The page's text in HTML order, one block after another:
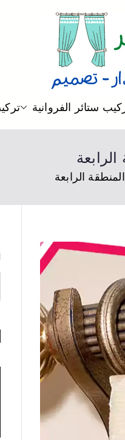
ستائر و بردات و تصميم
ستائر الفروانية
الرابعة